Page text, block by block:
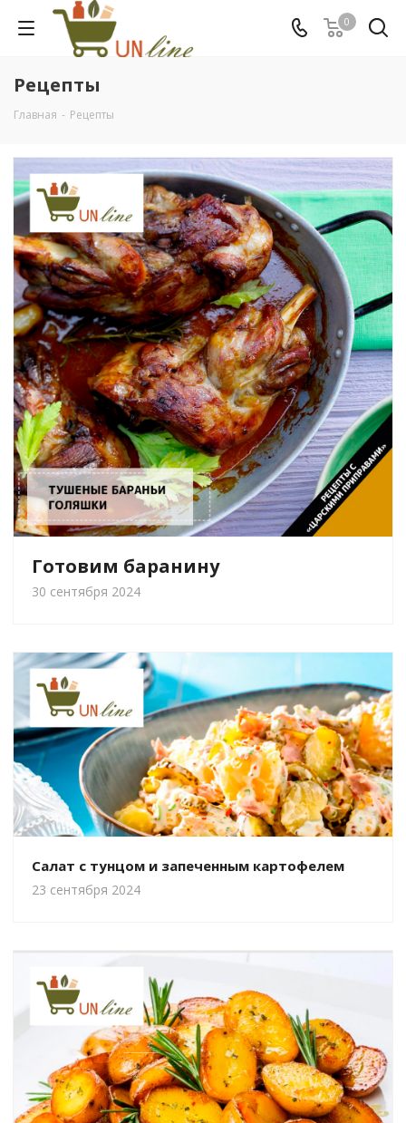
0
Рецепты
Главная - Рецепты
Готовим баранину
30 сентября 2024
Салат с тунцом и запеченным картофелем
23 сентября 2024